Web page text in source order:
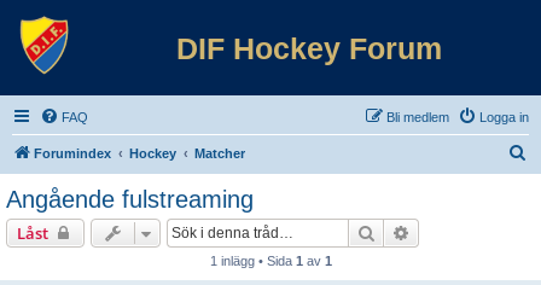
DIF Hockey Forum
FAQ Logga in
Bli medlem
Forumindex Hockey Matcher
Angående fulstreaming
Låst Sök
1 inlägg • Sida 1 av 1